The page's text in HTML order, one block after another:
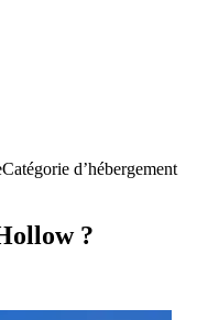
Catégorie d’hébergement
?